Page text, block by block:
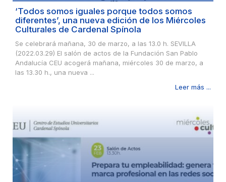
‘Todos somos iguales porque todos somos
diferentes’, una nueva edición de los Miércoles
Culturales de Cardenal Spínola
Se celebrará mañana, 30 de marzo, a las 13.0 h. SEVILLA
(2022.03.29) El salón de actos de la Fundación San Pablo
Andalucía CEU acogerá mañana, miércoles 30 de marzo, a
las 13.30 h., una nueva ...
Leer más ...